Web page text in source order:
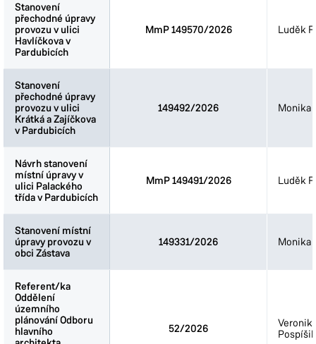
Stanovení
přechodné úpravy
provozu v ulici
Havlíčkova v
Pardubicích
MmP 149570/2026 Luděk
Stanovení
přechodné úpravy
provozu v ulici
Krátká a Zajíčkova
v Pardubicích
149492/2026 Monika
Návrh stanovení
místní úpravy v
ulici Palackého
třída v Pardubicích
MmP 149491/2026 Luděk
Stanovení místní
úpravy provozu v
obci Zástava
149331/2026 Monika
Referent/ka
Oddělení
územního
plánování Odboru
hlavního
52/2026
Stanovení
přechodné úpravy
provozu v ulici
Havlíčkova v
Pardubicích
Stanovení
přechodné úpravy
provozu v ulici
Krátká a Zajíčkova
v Pardubicích
Návrh stanovení
místní úpravy v
ulici Palackého
třída v Pardubicích
Stanovení místní
úpravy provozu v
obci Zástava
Referent/ka
Oddělení
územního
plánování Odboru
hlavního